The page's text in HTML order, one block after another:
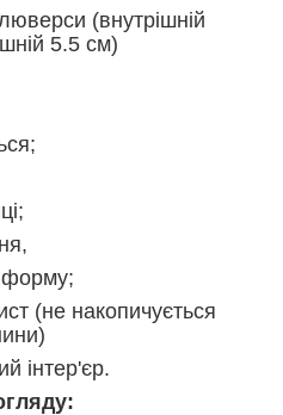
(внутрішній
5.5 см)
форму;
(не накопичується
інтер'єр.